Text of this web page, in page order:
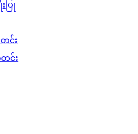
ပြု
င်း
င်း